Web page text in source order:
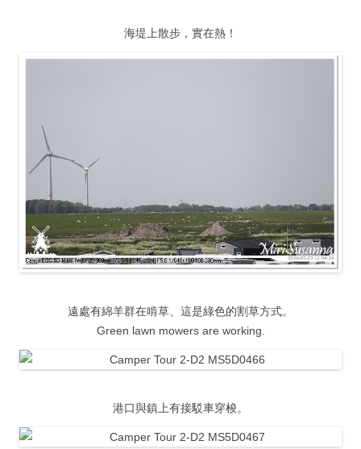
海堤上散步，實在熱！
遠處有綿羊群在啃草、這是綠色的割草方式。
Green lawn mowers are working.
港口與鎮上有接駁車穿梭。